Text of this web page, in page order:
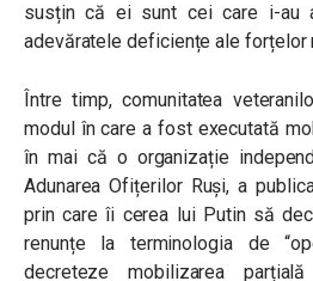
susțin că ei sunt cei care i-au
adevăratele deficiențe ale forțelor
Între timp, comunitatea
modul în care a fost executată
în mai că o organizație
Adunarea Ofițerilor Ruși, a
prin care îi cerea lui Putin să
renunțe la terminologia de
decreteze mobilizarea